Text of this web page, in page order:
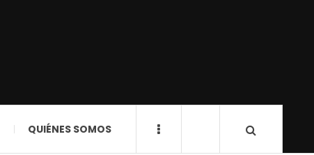
QUIÉNES SOMOS